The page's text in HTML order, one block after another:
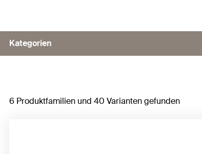
Kategorien
Befestigen im Dämmstoff
6 Produktfamilien und 40 Varianten gefunden